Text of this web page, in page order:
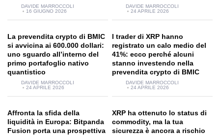
DAVIDE MARROCCOLI
16 GIUGNO 2026
DAVIDE MARROCCOLI
24 APRILE 2026
La prevendita crypto di BMIC
si avvicina ai 600.000 dollari:
uno sguardo all’interno del
primo portafoglio nativo
quantistico
DAVIDE MARROCCOLI
24 APRILE 2026
I trader di XRP hanno
registrato un calo medio del
41%: ecco perché alcuni
stanno investendo nella
prevendita crypto di BMIC
DAVIDE MARROCCOLI
24 APRILE 2026
Affronta la sfida della
liquidità in Europa: Bitpanda
Fusion porta una prospettiva
XRP ha ottenuto lo status di
commodity, ma la tua
sicurezza è ancora a rischio